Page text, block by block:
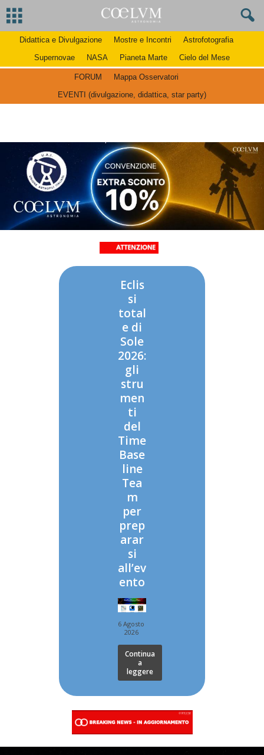
Didattica e Divulgazione Mostre e Incontri
Astrofotografia
Supernovae
NASA Pianeta Marte Cielo del Mese
FORUM
Mappa Osservatori
EVENTI (divulgazione, didattica, star party)
Eclis
si
total
e di
Sole
2026:
gli
stru
men
ti
del
Time
Base
line
Tea
m
per
prep
arar
si
all’ev
ento
6 Agosto
2026
Continua
a
leggere